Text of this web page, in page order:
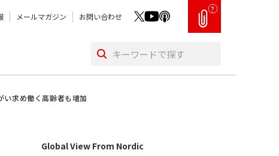
メールマガジン お問い合わせ
?
求め働く高齢者も増加
Global View From Nordic